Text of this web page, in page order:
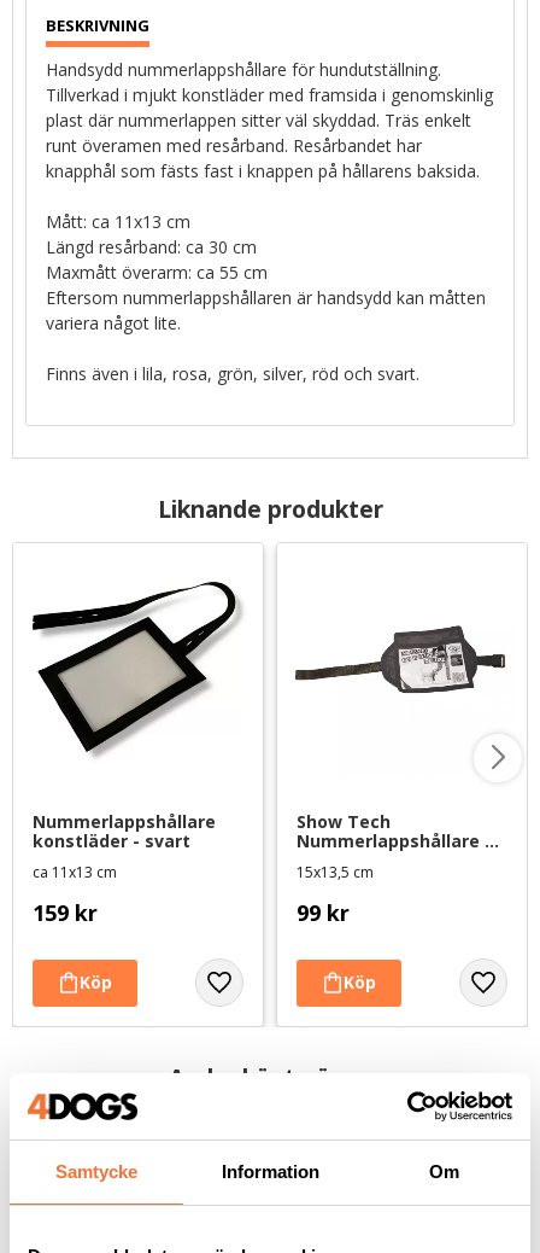
Samtycke Information Om
Handsydd nummerlappshållare för hundutställning.
Tillverkad i mjukt konstläder med framsida i genomskinlig
plast där nummerlappen sitter väl skyddad. Träs enkelt
runt överamen med resårband. Resårbandet har
knapphål som fästs fast i knappen på hållarens baksida.
Mått: ca 11x13 cm
Längd resårband: ca 30 cm
Maxmått överarm: ca 55 cm
Eftersom nummerlappshållaren är handsydd kan måtten
variera något lite.
Finns även i lila, rosa, grön, silver, röd och svart.
Liknande produkter
Nummerlappshållare
konstläder - svart
ca 11x13 cm
159 kr
Show Tech
Nummerlappshållare
15x13,5 cm
99 kr
Andra köpte även